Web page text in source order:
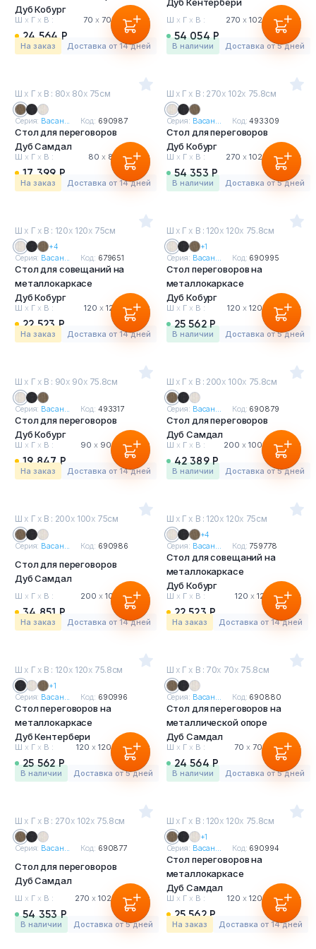
Дуб Кобург
Ш х Г х В : 70 х70 75.8 см
24 564 Р
На заказ Доставка от 14 дней
Ш х Г х В : 270 х 102 75.8 см
54 054 Р
в наличии Доставка от 5 дней
Ш х Г х В : 80х 80х 75см
Серия: Васан... Код: 690987
Стол для переговоров
Дуб Самдал
Ш х Г х В : 80 х80 х75 см
17 399 Р
На заказ Доставка от 14 дней
Ш х Г х В : 270х 102х 75.8см
Серия: Васан... Код:493309
Стол для переговоров
Дуб Кобург
Ш х Г х В : 270 х 102 75.8 см
54 353 Р
в наличии Доставка от 5 дней
Ш х Г х В : 120х 120х 75см
+4
Серия: Васан... Код: 679651
Стол для совещаний на
металлокаркасе
Дуб Кобург
Ш х Г х В : 120 х120 х75 см
22 523 Р
На заказ Доставка от 14 дней
Ш х Г х В : 120х 120х 75.8см
+1
Серия: Васан... Код: 690995
Стол переговоров на
металлокаркасе
Дуб Кобург
Ш х Г х В : 120 х 120 75.8 см
25 562 Р
в наличии Доставка от 5 дней
Ш х Г х В : 90х 90х 75.8см
Серия: Васан... Код: 493317
Стол для переговоров
Дуб Кобург
Ш х Г х В : 90 х90 75.8 см
19 847 Р
На заказ Доставка от 14 дней
Ш х Г х В : 200х 100х 75.8см
Серия: Васан... Код: 690879
Стол для переговоров
Дуб Самдал
Ш х Г х В : 200 х 100 75.8 см
42 389 Р
в наличии Доставка от 5 дней
Ш х Г х В : 200х 100х 75см
Серия: Васан... Код: 690986
Стол для переговоров
Дуб Самдал
Ш х Г х В : 200 х100 х75 см
34 851 Р
На заказ Доставка от 14 дней
Ш х Г х В : 120х 120х 75см
+4
Серия: Васан... Код: 759778
Стол для совещаний на
металлокаркасе
Дуб Кобург
Ш х Г х В : 120 х 120 х75 см
22 523 Р
На заказ Доставка от 14 дней
Ш х Г х В : 120х 120х 75.8см
+1
Серия: Васан... Код: 690996
Стол переговоров на
металлокаркасе
Дуб Кентербери
Ш х Г х В : 120 х120 75.8 см
25 562 Р
в наличии Доставка от 5 дней
Ш х Г х В : 70х 70х 75.8см
Серия: Васан... Код: 690880
Стол для переговоров на
металлической опоре
Дуб Самдал
Ш х Г х В : 70 х 70 75.8 см
24 564 Р
в наличии Доставка от 5 дней
Ш х Г х В : 270х 102х 75.8см
Серия: Васан... Код: 690877
Стол для переговоров
Дуб Самдал
Ш х Г х В : 270 х102 75.8 см
54 353 Р
в наличии Доставка от 5 дней
Ш х Г х В : 120х 120х 75.8см
+1
Серия: Васан... Код: 690994
Стол переговоров на
металлокаркасе
Дуб Самдал
Ш х Г х В : 120 х 120 75.8 см
25 562 Р
На заказ Доставка от 14 дней